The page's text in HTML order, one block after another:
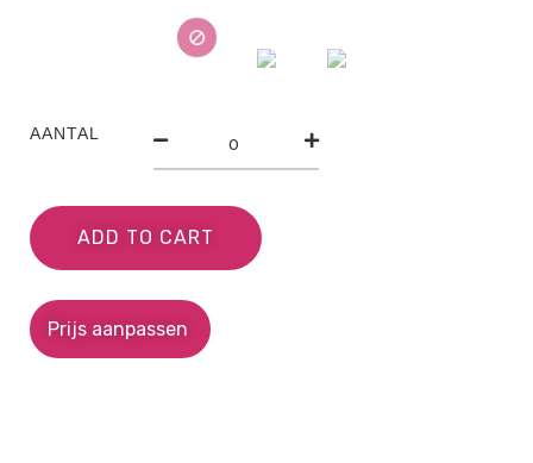
AANTAL
ADD TO CART
Prijs aanpassen